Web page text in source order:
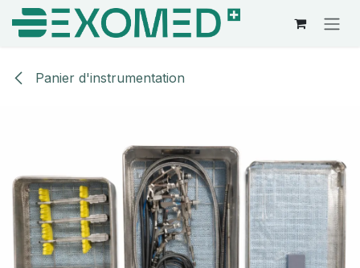
Se rendre au contenu
Panier d'instrumentation